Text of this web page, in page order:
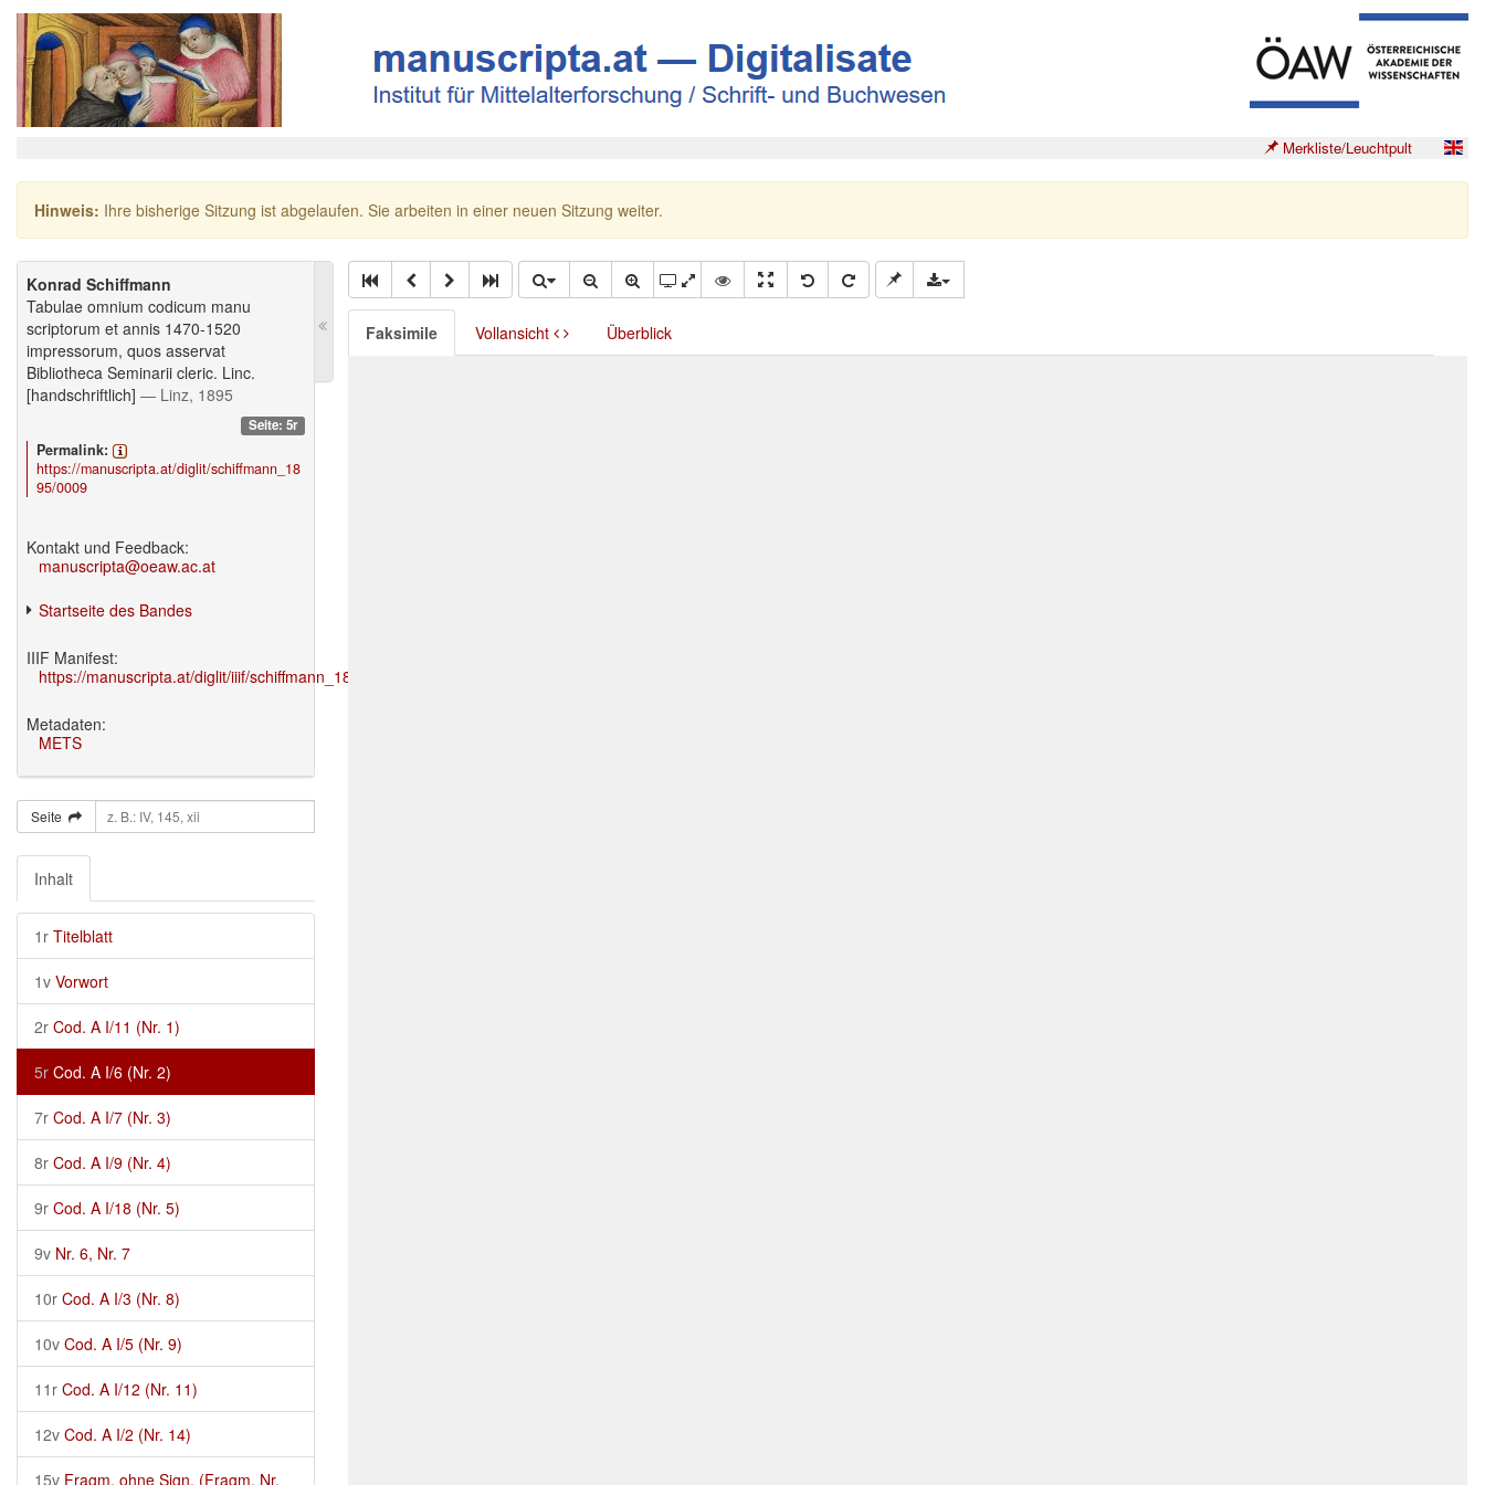
Merkliste/Leuchtpult
Hinweis: Ihre bisherige Sitzung ist abgelaufen. Sie arbeiten in einer neuen Sitzung weiter.
Konrad Schiffmann
Tabulae omnium codicum manu
scriptorum et annis 1470-1520
impressorum, quos asservat
Bibliotheca Seminarii cleric. Linc.
[handschriftlich] — Linz, 1895
Seite: 5r
Permalink:
https://manuscripta.at/diglit/schiffmann_18
95/0009
Kontakt und Feedback:
manuscripta@oeaw.ac.at
Startseite des Bandes
IIIF Manifest:
https://manuscripta.at/diglit/iiif/schiffmann_1895/manifest.json
Metadaten:
METS
Seite
Inhalt
1r Titelblatt
1v Vorwort
2r Cod. A I/11 (Nr. 1)
5r Cod. A I/6 (Nr. 2)
7r Cod. A I/7 (Nr. 3)
8r Cod. A I/9 (Nr. 4)
9r Cod. A I/18 (Nr. 5)
9v Nr. 6, Nr. 7
10r Cod. A I/3 (Nr. 8)
10v Cod. A I/5 (Nr. 9)
11r Cod. A I/12 (Nr. 11)
12v Cod. A I/2 (Nr. 14)
15v Fragm. ohne Sign. (Fragm. Nr.
Faksimile Vollansicht Überblick